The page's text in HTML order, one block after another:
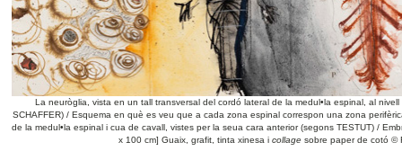
La neuròglia, vista en un tall transversal del cordó lateral de la medul•la espinal, al
SCHAFFER) / Esquema en què es veu que a cada zona espinal correspon una zona
de la medul•la espinal i cua de cavall, vistes per la seua cara anterior (segons TESTUT) /
x 100 cm] Guaix, grafit, tinta xinesa i collage sobre paper de cotó ©